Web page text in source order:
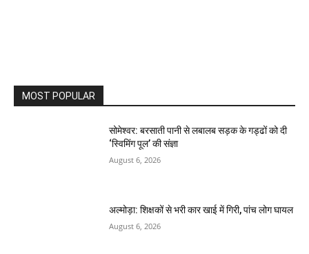
MOST POPULAR
सोमेश्वर: बरसाती पानी से लबालब सड़क के गड्ढों को दी
‘स्विमिंग पूल’ की संज्ञा
August 6, 2026
अल्मोड़ा: शिक्षकों से भरी कार खाई में गिरी, पांच लोग घायल
August 6, 2026